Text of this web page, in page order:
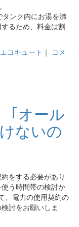
ンク内にお湯を沸
るため、料金は割
エコキュート ｜ コメ
オール
ないの
をする必要があり
う時間帯の検討か
、電力の使用契約の
討をお願いしま